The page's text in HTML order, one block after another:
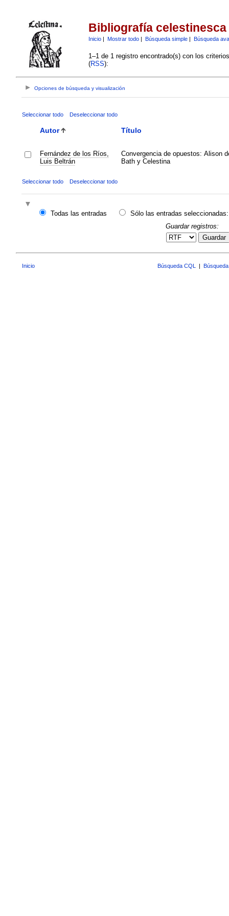
Bibliografía celestinesca
Inicio| Mostrar todo| Búsqueda simple| Búsqueda
1–1 de 1 registro encontrado(s) con los
(RSS):
Opciones de búsqueda y visualización
Seleccionar todo Deseleccionar todo
Autor Título
Fernández de los Ríos,
Luis Beltrán
Convergencia de opuestos: Alison
Bath y Celestina
Seleccionar todo Deseleccionar todo
Todas las entradas
Sólo las entradas seleccionadas:
Guardar registros:
Guardar
Inicio Búsqueda CQL